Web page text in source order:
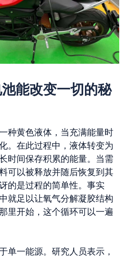
能改变一切的秘
种黄色液体，当充满能量时
。在此过程中，液体转变为
时间保存积累的能量。当需
可以被释放并随后恢复到其
的是过程的简单性。事实
就足以让氧​​气分解凝胶结构
里开始，这个循环可以一遍
单一能源。研究人员表示，